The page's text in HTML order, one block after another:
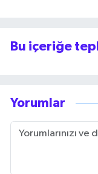
Bu içeriğe
Yorumlar